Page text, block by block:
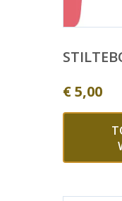
€5,00